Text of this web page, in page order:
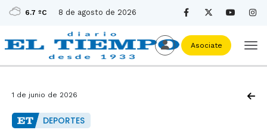
6.7 ºC 8 de agosto de 2026
Asociate
1 de junio de 2026
DEPORTES